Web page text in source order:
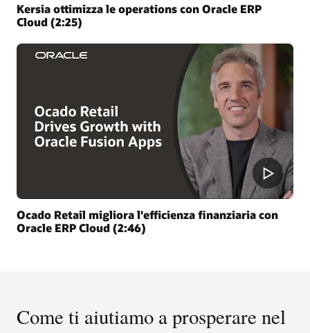
Kersia ottimizza le operations con Oracle ERP
Cloud (2:25)
Ocado Retail migliora l'efficienza finanziaria con
Oracle ERP Cloud (2:46)
Come ti aiutiamo a prosperare nel